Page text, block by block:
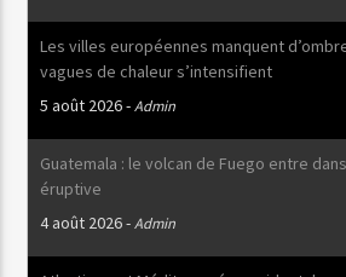
Les villes européennes manquent
vagues de chaleur s’intensifient
5 août 2026-Admin
Guatemala : le volcan de Fuego entre
éruptive
4 août 2026-Admin